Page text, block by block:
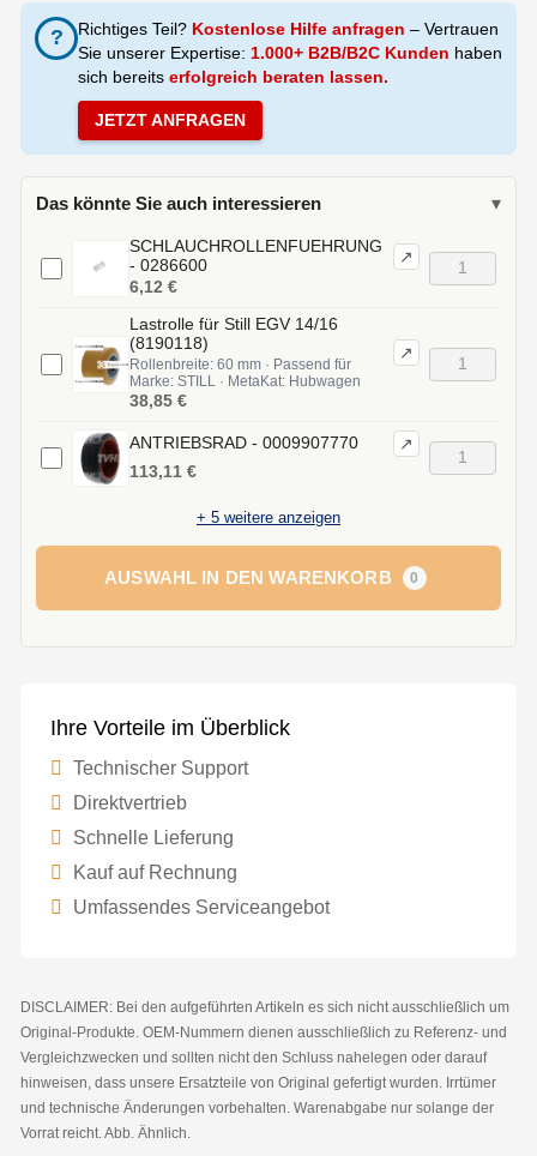
? Richtiges Teil? Kostenlose Hilfe anfragen – Vertrauen
Sie unserer Expertise: 1.000+ B2B/B2C Kunden haben
sich bereits erfolgreich beraten lassen.
JETZT ANFRAGEN
Das könnte Sie auch interessieren ▾
SCHLAUCHROLLENFUEHRUNG
- 0286600
↗
6,12 €
Lastrolle für Still EGV 14/16
(8190118)
Rollenbreite: 60 mm · Passend für
Marke: STILL · MetaKat: Hubwagen
↗
38,85 €
ANTRIEBSRAD - 0009907770 ↗
113,11 €
+ 5 weitere anzeigen
AUSWAHL IN DEN WARENKORB 0
Ihre Vorteile im Überblick
Technischer Support
Direktvertrieb
Schnelle Lieferung
Kauf auf Rechnung
Umfassendes Serviceangebot
DISCLAIMER: Bei den aufgeführten Artikeln es sich nicht ausschließlich um
Original-Produkte. OEM-Nummern dienen ausschließlich zu Referenz- und
Vergleichzwecken und sollten nicht den Schluss nahelegen oder darauf
hinweisen, dass unsere Ersatzteile von Original gefertigt wurden. Irrtümer
und technische Änderungen vorbehalten. Warenabgabe nur solange der
Vorrat reicht. Abb. Ähnlich.